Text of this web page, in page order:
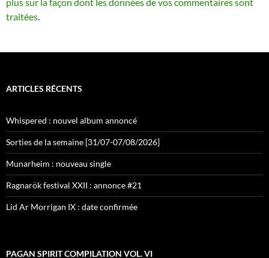
plus sur la façon dont les données de vos commentaires sont
traitées.
ARTICLES RÉCENTS
Whispered : nouvel album annoncé
Sorties de la semaine [31/07-07/08/2026]
Munarheim : nouveau single
Ragnarök festival XXII : annonce #21
Lid Ar Morrigan IX : date confirmée
PAGAN SPIRIT COMPILATION VOL. VI